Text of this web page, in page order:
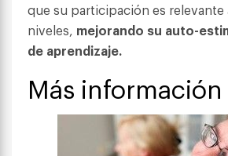
que su participación es relevante
niveles, mejorando su auto-
de aprendizaje.
Más información